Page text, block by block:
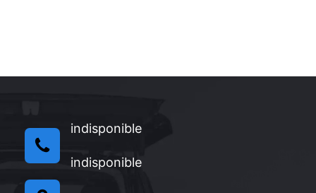
indisponible
indisponible